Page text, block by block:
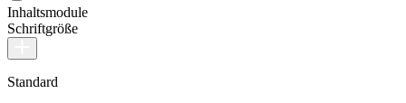
Inhaltsmodule
Schriftgröße
Standard